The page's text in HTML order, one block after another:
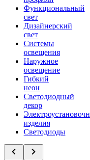
Функциональный
свет
Дизайнерский
свет
Системы
освещения
Наружное
освещение
Гибкий
неон
Светодиодный
декор
изделия
Светодиоды